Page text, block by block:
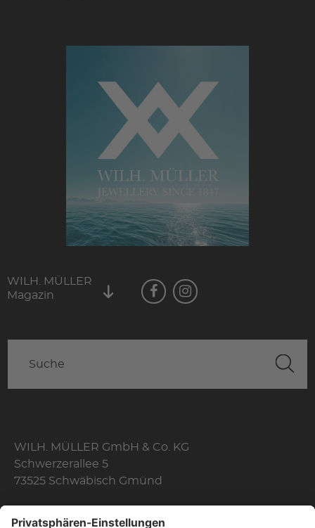
WILH. MÜLLER
Magazin
WILH. MÜLLER GmbH & Co. KG
Schwerzerallee 5
73525 Schwäbisch Gmünd